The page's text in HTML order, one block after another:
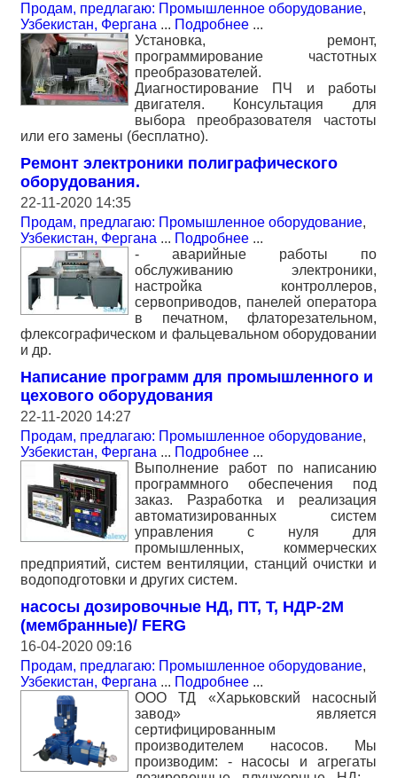
Продам, предлагаю: Промышленное оборудование,
Узбекистан, Фергана ... Подробнее ...
Установка, ремонт,
программирование частотных
преобразователей.
Диагностирование ПЧ и работы
двигателя. Консультация для
выбора преобразователя частоты
или его замены (бесплатно).
Ремонт электроники полиграфического
оборудования.
22-11-2020 14:35
Продам, предлагаю: Промышленное оборудование,
Узбекистан, Фергана ... Подробнее ...
- аварийные работы по
обслуживанию электроники,
настройка контроллеров,
сервоприводов, панелей оператора
в печатном, флаторезательном,
флексографическом и фальцевальном оборудовании
и др.
Написание программ для промышленного и
цехового оборудования
22-11-2020 14:27
Продам, предлагаю: Промышленное оборудование,
Узбекистан, Фергана ... Подробнее ...
Выполнение работ по написанию
программного обеспечения под
заказ. Разработка и реализация
автоматизированных систем
управления с нуля для
промышленных, коммерческих
предприятий, систем вентиляции, станций очистки и
водоподготовки и других систем.
насосы дозировочные НД, ПТ, Т, НДР-2М
(мембранные)/ FERG
16-04-2020 09:16
Продам, предлагаю: Промышленное оборудование,
Узбекистан, Фергана ... Подробнее ...
ООО ТД «Харьковский насосный
завод» является
сертифицированным
производителем насосов. Мы
производим: - насосы и агрегаты